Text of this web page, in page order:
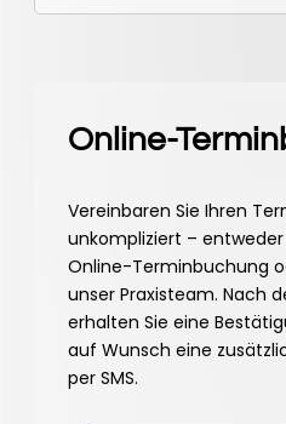
Online-
Vereinbaren Sie Ihren
unkompliziert –
Online-Terminbuchung
unser Praxisteam. Nach
erhalten Sie eine
auf Wunsch eine
per SMS.